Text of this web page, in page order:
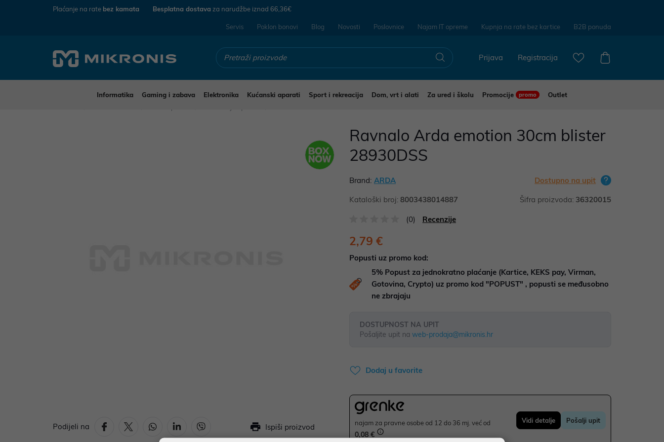
Plaćanje na rate bez kamata Besplatna dostava za narudžbe iznad 66,36€
Servis Poklon bonovi Blog Novosti Poslovnice Najam IT opreme Kupnja na rate bez kartice B2B ponuda
Registracija
Prijava
Informatika Gaming i zabava Elektronika Kućanski aparati Sport i rekreacija Dom, vrt i alati Za ured i školu Promocije promo
Outlet
Podijeli na Ispiši proizvod
Ravnalo Arda emotion 30cm blister
28930DSS
Brand: ARDA Dostupno na upit
Kataloški broj: 8003438014887 Šifra proizvoda: 36320015
(0) Recenzije
2,79 €
Popusti uz promo kod:
5% Popust za jednokratno plaćanje (Kartice, KEKS pay, Virman,
Gotovina, Crypto) uz promo kod "POPUST" , popusti se međusobno
ne zbrajaju
DOSTUPNOST NA UPIT
Pošaljite upit na web-prodaja@mikronis.hr
Dodaj u favorite
najam za pravne osobe od 12 do 36 mj. već od
0,08 €
Vidi detalje Pošalji upit